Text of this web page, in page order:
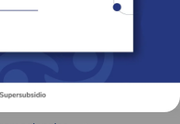
Directorio Servicios En Línea